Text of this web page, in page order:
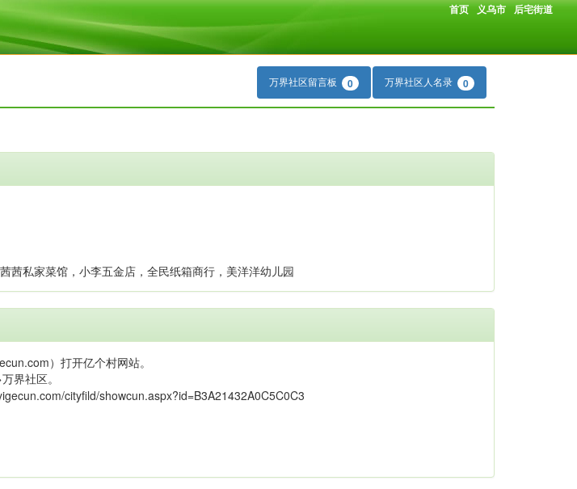
首页 义乌市 后宅街道
万界社区留言板 0 万界社区人名录 0
茜私家菜馆，小李五金店，全民纸箱商行，美洋洋幼儿园
）打开亿个村网站。
界社区。